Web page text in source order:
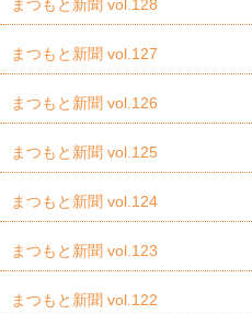
まつもと新聞 vol.128
まつもと新聞 vol.127
まつもと新聞 vol.126
まつもと新聞 vol.125
まつもと新聞 vol.124
まつもと新聞 vol.123
まつもと新聞 vol.122